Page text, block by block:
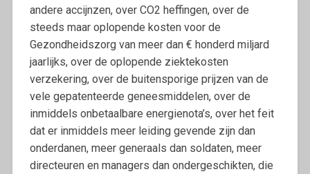
andere accijnzen, over CO2 heffingen, over de
steeds maar oplopende kosten voor de
Gezondheidszorg van meer dan € honderd miljard
jaarlijks, over de oplopende ziektekosten
verzekering, over de buitensporige prijzen van de
vele gepatenteerde geneesmiddelen, over de
inmiddels onbetaalbare energienota’s, over het feit
dat er inmiddels meer leiding gevende zijn dan
onderdanen, meer generaals dan soldaten, meer
directeuren en managers dan ondergeschikten, die